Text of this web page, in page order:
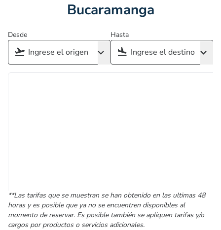
Bucaramanga
Desde Hasta
**Las tarifas que se muestran se han obtenido en las ultimas 48
horas y es posible que ya no se encuentren disponibles al
momento de reservar. Es posible también se apliquen tarifas y/o
cargos por productos o servicios adicionales.